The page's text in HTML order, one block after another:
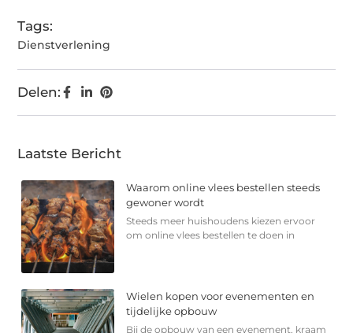
Tags:
Dienstverlening
Delen:
Laatste Bericht
Waarom online vlees bestellen steeds
gewoner wordt
Steeds meer huishoudens kiezen ervoor
om online vlees bestellen te doen in
Wielen kopen voor evenementen en
tijdelijke opbouw
Bij de opbouw van een evenement, kraam